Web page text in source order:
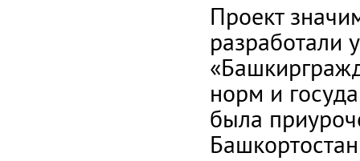
Проект
разработали
норм и
была